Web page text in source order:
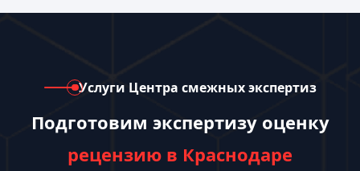
Услуги Центра смежных экспертиз
Подготовим экспертизу оценку
рецензию в Краснодаре